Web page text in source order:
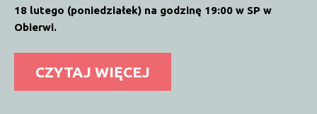
18 lutego (poniedziałek) na godzinę 19:00 w SP w
Obierwi.
CZYTAJ WIĘCEJ